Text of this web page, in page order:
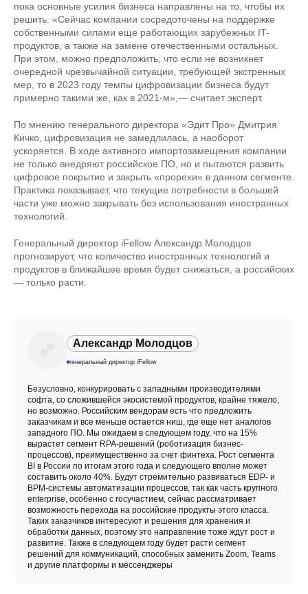
пока основные усилия бизнеса направлены на то, чтобы их
решить. «Сейчас компании сосредоточены на поддержке
собственными силами еще работающих зарубежных IT-
продуктов, а также на замене отечественными остальных.
При этом, можно предположить, что если не возникнет
очередной чрезвычайной ситуации, требующей экстренных
мер, то в 2023 году темпы цифровизации бизнеса будут
примерно такими же, как в 2021-м»,— считает эксперт.
По мнению генерального директора «Эдит Про» Дмитрия
Кичко, цифровизация не замедлилась, а наоборот
ускоряется. В ходе активного импортозамещения компании
не только внедряют российское ПО, но и пытаются развить
цифровое покрытие и закрыть «прорехи» в данном сегменте.
Практика показывает, что текущие потребности в большей
части уже можно закрывать без использования иностранных
технологий.
Генеральный директор iFellow Александр Молодцов
прогнозирует, что количество иностранных технологий и
продуктов в ближайшее время будет снижаться, а российских
— только расти.
Александр Молодцов
генеральный директор iFellow
Безусловно, конкурировать с западными производителями
софта, со сложившейся экосистемой продуктов, крайне тяжело,
но возможно. Российским вендорам есть что предложить
заказчикам и все меньше остается ниш, где еще нет аналогов
западного ПО. Мы ожидаем в следующем году, что на 15%
вырастет сегмент RPA-решений (роботизация бизнес-
процессов), преимущественно за счет финтеха. Рост сегмента
BI в России по итогам этого года и следующего вполне может
составить около 40%. Будут стремительно развиваться EDP- и
BPM-системы автоматизации процессов, так как часть крупного
enterprise, особенно с госучастием, сейчас рассматривает
возможность перехода на российские продукты этого класса.
Таких заказчиков интересуют и решения для хранения и
обработки данных, поэтому это направление тоже ждут рост и
развитие. Также в следующем году будет расти сегмент
решений для коммуникаций, способных заменить Zoom, Teams
и другие платформы и мессенджеры